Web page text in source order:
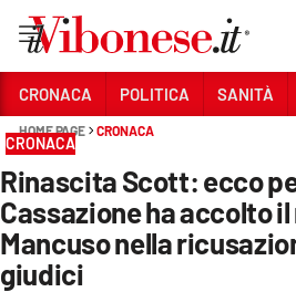
Sezioni
CRONACA
POLITICA
SANITÀ
CRONACA POLITICA SANITÀ
HOME PAGE CRONACA
CRONACA
Rinascita Scott: ecco
Cassazione ha accolto
Mancuso nella
giudici